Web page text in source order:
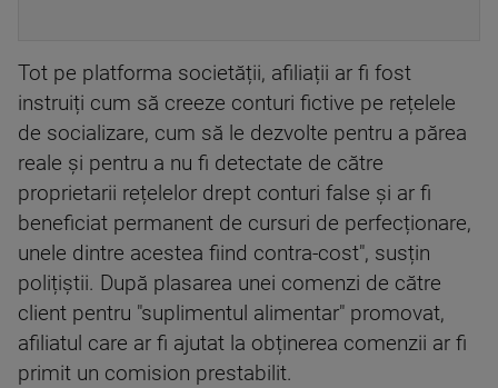
Tot pe platforma societății, afiliații ar fi fost
instruiți cum să creeze conturi fictive pe rețelele
de socializare, cum să le dezvolte pentru a părea
reale și pentru a nu fi detectate de către
proprietarii rețelelor drept conturi false și ar fi
beneficiat permanent de cursuri de perfecționare,
unele dintre acestea fiind contra-cost", susțin
polițiștii. După plasarea unei comenzi de către
client pentru "suplimentul alimentar" promovat,
afiliatul care ar fi ajutat la obținerea comenzii ar fi
primit un comision prestabilit.